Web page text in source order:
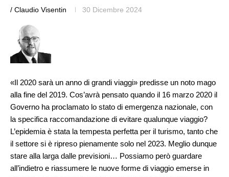
/ Claudio Visentin 30 Dicembre 2024
«Il 2020 sarà un anno di grandi viaggi» predisse un noto mago
alla fine del 2019. Cos’avrà pensato quando il 16 marzo 2020 il
Governo ha proclamato lo stato di emergenza nazionale, con
la specifica raccomandazione di evitare qualunque viaggio?
L’epidemia è stata la tempesta perfetta per il turismo, tanto che
il settore si è ripreso pienamente solo nel 2023. Meglio dunque
stare alla larga dalle previsioni… Possiamo però guardare
all’indietro e riassumere le nuove forme di viaggio emerse in